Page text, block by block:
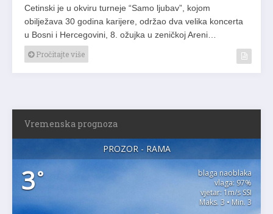
Cetinski je u okviru turneje “Samo ljubav”, kojom
obilježava 30 godina karijere, održao dva velika koncerta
u Bosni i Hercegovini, 8. ožujka u zeničkoj Areni…
Pročitajte više
Vremenska prognoza
PROZOR - RAMA
3°
blaga naoblaka
vlaga: 97%
vjetar: 1m/s SSI
Maks. 3 • Min. 3